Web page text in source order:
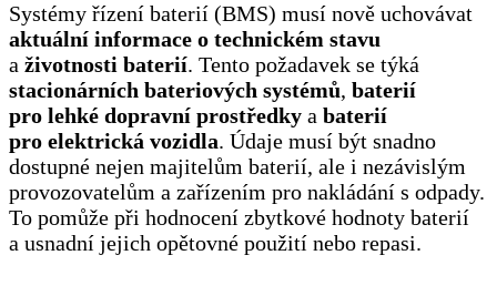
Systémy řízení baterií (BMS) musí nově uchovávat
aktuální informace o technickém stavu
a životnosti baterií. Tento požadavek se týká
stacionárních bateriových systémů, baterií
pro lehké dopravní prostředky a baterií
pro elektrická vozidla. Údaje musí být snadno
dostupné nejen majitelům baterií, ale i nezávislým
provozovatelům a zařízením pro nakládání s odpady.
To pomůže při hodnocení zbytkové hodnoty baterií
a usnadní jejich opětovné použití nebo repasi.